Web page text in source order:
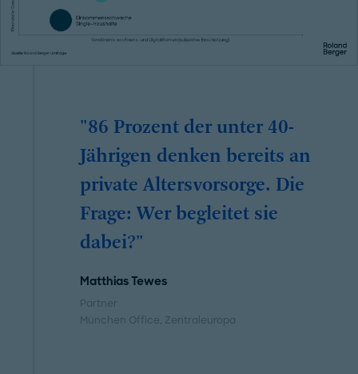
"86 Prozent der unter 40-
Jährigen denken bereits an
private Altersvorsorge. Die
Frage: Wer begleitet sie
dabei?"
Matthias Tewes
Partner
München Office, Zentraleuropa